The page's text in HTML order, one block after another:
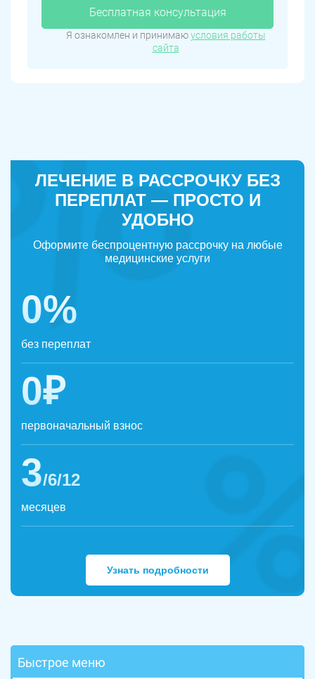
Бесплатная консультация
Я ознакомлен и принимаюусловия работы
сайта
ЛЕЧЕНИЕ В РАССРОЧКУ БЕЗ
ПЕРЕПЛАТ — ПРОСТО И
УДОБНО
Оформите беспроцентную рассрочку на любые
медицинские услуги
0%
без переплат
0₽
первоначальный взнос
3/6/12
месяцев
Узнать подробности
Быстрое меню